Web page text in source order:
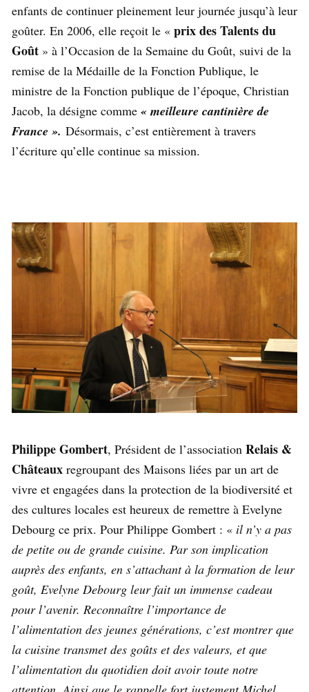
enfants de continuer pleinement leur journée jusqu’à leur
goûter. En 2006, elle reçoit le « prix des Talents du
Goût » à l’Occasion de la Semaine du Goût, suivi de la
remise de la Médaille de la Fonction Publique, le
ministre de la Fonction publique de l’époque, Christian
Jacob, la désigne comme « meilleure cantinière de
France ». Désormais, c’est entièrement à travers
l’écriture qu’elle continue sa mission.
Philippe Gombert, Président de l’association Relais &
Châteaux regroupant des Maisons liées par un art de
vivre et engagées dans la protection de la biodiversité et
des cultures locales est heureux de remettre à Evelyne
Debourg ce prix. Pour Philippe Gombert : « il n’y a pas
de petite ou de grande cuisine. Par son implication
auprès des enfants, en s’attachant à la formation de leur
goût, Evelyne Debourg leur fait un immense cadeau
pour l’avenir. Reconnaître l’importance de
l’alimentation des jeunes générations, c’est montrer que
la cuisine transmet des goûts et des valeurs, et que
l’alimentation du quotidien doit avoir toute notre